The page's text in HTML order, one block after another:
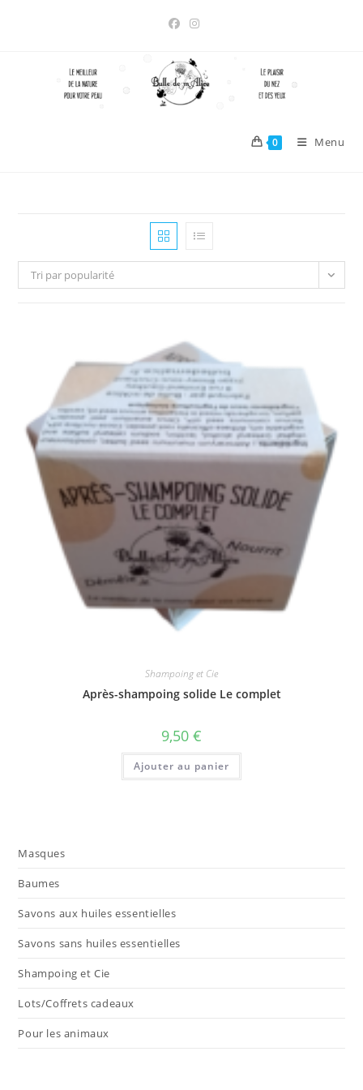
0 Menu
Tri par popularité
Shampoing et Cie
Après-shampoing solide Le complet
9,50 €
Ajouter au panier
Masques
Baumes
Savons aux huiles essentielles
Savons sans huiles essentielles
Shampoing et Cie
Lots/Coffrets cadeaux
Pour les animaux